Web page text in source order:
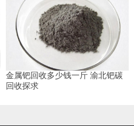
金属钯回收多少钱一斤 渝北钯碳
回收探求